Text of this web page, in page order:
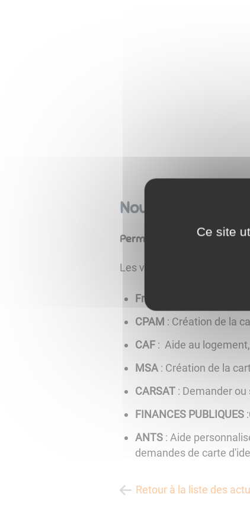
Nouveau à St
Permanences deFrance
Les vendredis 25 octobre,
France travail
CPAM : Création de la
CAF : Aide au
MSA : Création de la
CARSAT : Demander
FINANCES PUBLIQUES
ANTS : Aide
demandes de carte
Retour à la liste des
Ce site